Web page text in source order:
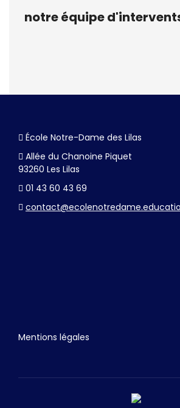
notre équipe
École Notre-Dame des Lilas
Allée du Chanoine Piquet
93260 Les Lilas
01 43 60 43 69
Mentions légales